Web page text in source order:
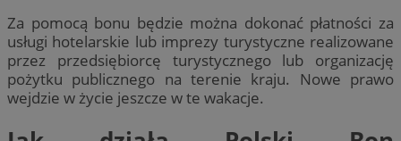
Za pomocą bonu będzie można dokonać płatności za
usługi hotelarskie lub imprezy turystyczne realizowane
przez przedsiębiorcę turystycznego lub organizację
pożytku publicznego na terenie kraju. Nowe prawo
wejdzie w życie jeszcze w te wakacje.